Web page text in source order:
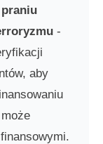
-
aby